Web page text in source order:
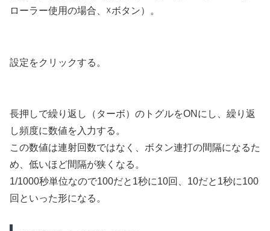
ローラー使用の場合、☓ボタン）。
設定をクリックする。
長押しで繰り返し（ターボ）のトグルをONにし、繰り返
し頻度に数値を入力する。
この数値は連射回数ではなく、ボタン連打の間隔になるた
め、低いほど間隔が狭くなる。
1/1000秒単位なので100だと1秒に10回、10だと1秒に100
回といった形になる。